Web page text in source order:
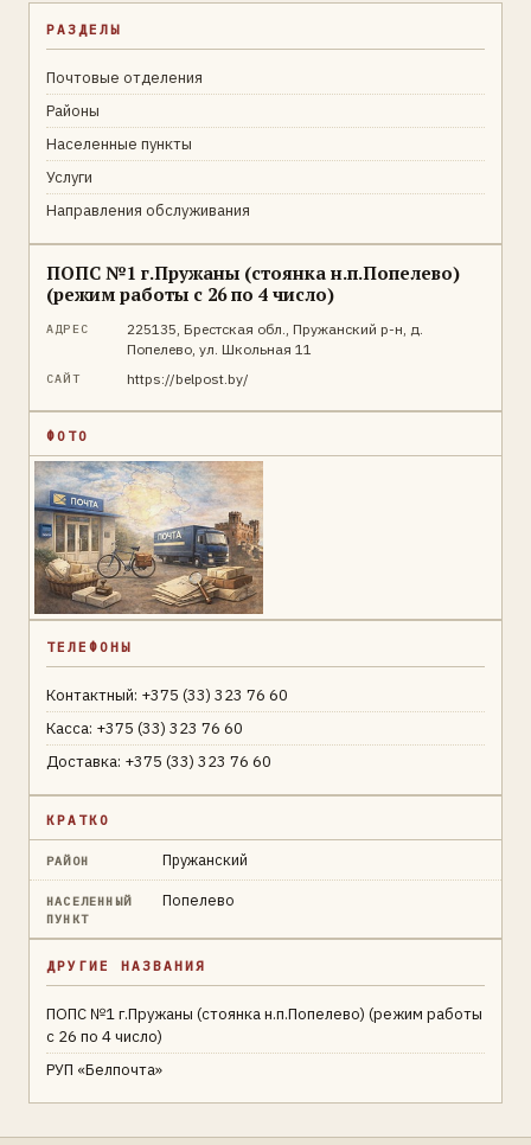
РАЗДЕЛЫ
Почтовые отделения
Районы
Населенные пункты
Услуги
Направления обслуживания
ПОПС №1 г.Пружаны (стоянка н.п.Попелево)
(режим работы с 26 по 4 число)
АДРЕС
225135, Брестская обл., Пружанский р-н, д.
Попелево, ул. Школьная 11
САЙТ https://belpost.by/
ФОТО
ТЕЛЕФОНЫ
Контактный: +375 (33) 323 76 60
Касса: +375 (33) 323 76 60
Доставка: +375 (33) 323 76 60
КРАТКО
РАЙОН Пружанский
НАСЕЛЕННЫЙ
ПУНКТ
Попелево
ДРУГИЕ НАЗВАНИЯ
ПОПС №1 г.Пружаны (стоянка н.п.Попелево) (режим работы
с 26 по 4 число)
РУП «Белпочта»